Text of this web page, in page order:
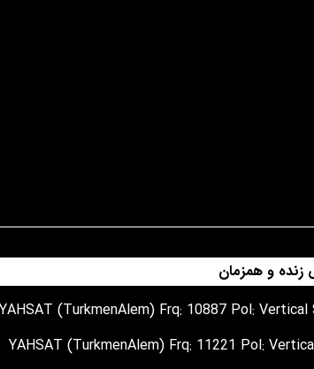
و همزمان